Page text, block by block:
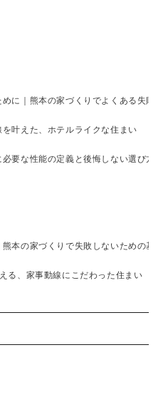
に｜熊本の家づくりでよくある失敗と
叶えた、ホテルライクな住まい
要な性能の定義と後悔しない選び方を
本の家づくりで失敗しないための基準
る、家事動線にこだわった住まい